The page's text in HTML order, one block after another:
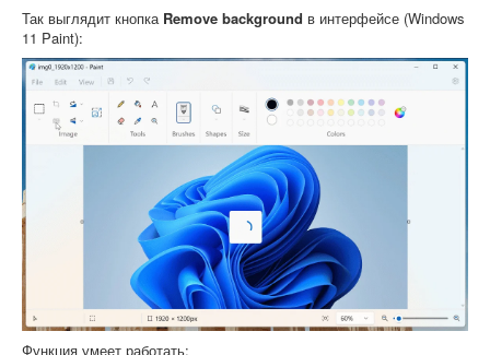
Так выглядит кнопка Remove background в интерфейсе (Windows
11 Paint):
Функция умеет работать: